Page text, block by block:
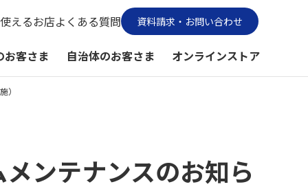
お客さま 自治体のお客さま オンラインストア
使えるお店よくある質問 資料請求・お問い合わせ
）
ンテナンスのお知ら